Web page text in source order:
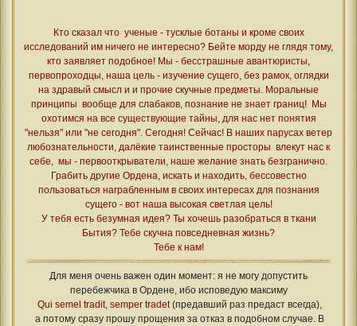
Кто сказал что ученые - тусклые ботаны и кроме своих
исследований им ничего не интересно? Бейте морду не глядя тому,
кто заявляет подобное! Мы - бесстрашные авантюристы,
первопроходцы, наша цель - изучение сущего, без рамок, оглядки
на здравый смысл и и прочие скучные предметы. Моральные
принципы вообще для слабаков, познание не знает границ! Мы
охотимся на все существующие тайны, для нас нет понятия
"нельзя" или "не сегодня". Сегодня! Сейчас! В наших парусах ветер
любознательности, далёкие таинственные просторы влекут нас к
себе, мы - первооткрыватели, наше желание знать безгранично.
Грабить другие Ордена, искать и находить, бессовестно
пользоваться награбленным в своих интересах для познания
сущего - вот наша высокая светлая цель!
У тебя есть безумная идея? Ты хочешь разобраться в ткани
Бытия? Тебе скучна повседневная жизнь?
Тебе к нам!
Для меня очень важен один момент: я не могу допустить
перебежчика в Ордене, ибо исповедую максиму
Qui semel tradit, semper tradet(предавший раз предаст всегда),
а потому сразу прошу прощения за отказ в подобном случае. В